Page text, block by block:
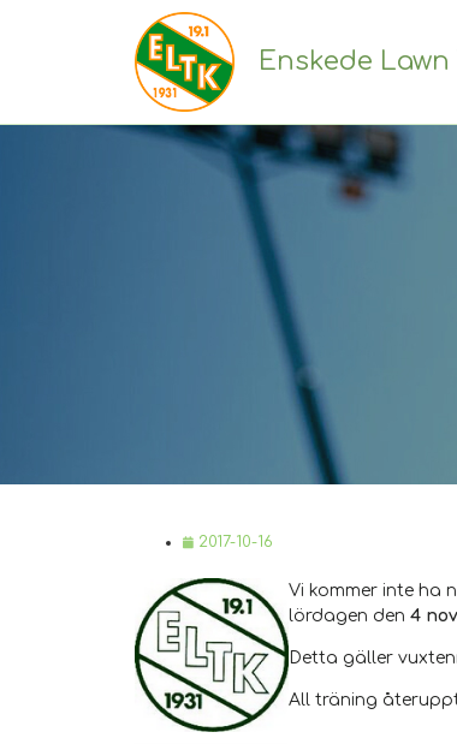
Enskede
2017-10-16
Vi kommer inte ha
lördagen den 4
Detta gäller
All träning